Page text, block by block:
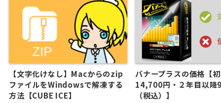
【文字化けなし】Macからのzip
ファイルをWindowsで解凍する
方法【CUBE ICE】
バナープラスの価格【
14,700円・２年目以
（税込）】